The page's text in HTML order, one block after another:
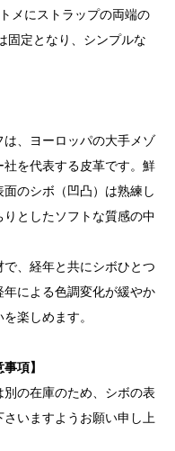
メにストラップの両端の
固定となり、シンプルな
は、ヨーロッパの大手メゾ
を代表する皮革です。鮮
のシボ（凹凸）は熟練し
としたソフトな質感の中
、経年と共にシボひとつ
による色調変化が緩やか
楽しめます。
項】
別の在庫のため、シボの表
いますようお願い申し上